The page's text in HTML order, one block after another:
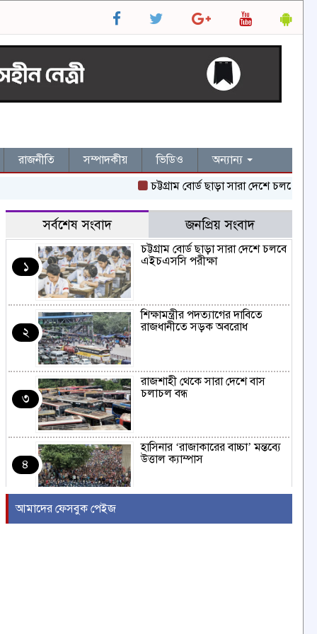
রাজনীতি সম্পাদকীয় ভিডিও
অন্যান্য
চট্টগ্রাম বোর্ড ছাড়া সারা দেশে চলবে
সর্বশেষ সংবাদ জনপ্রিয় সংবাদ
১
চট্টগ্রাম বোর্ড ছাড়া সারা দেশে চলবে
এইচএসসি পরীক্ষা
২
শিক্ষামন্ত্রীর পদত্যাগের দাবিতে
রাজধানীতে সড়ক অবরোধ
৩
রাজশাহী থেকে সারা দেশে বাস
চলাচল বন্ধ
৪
হাসিনার ‘রাজাকারের বাচ্চা’ মন্তব্যে
উত্তাল ক্যাম্পাস
আজ বৈঠকে বসছেন ট্রাম্প
আমাদের ফেসবুক পেইজ